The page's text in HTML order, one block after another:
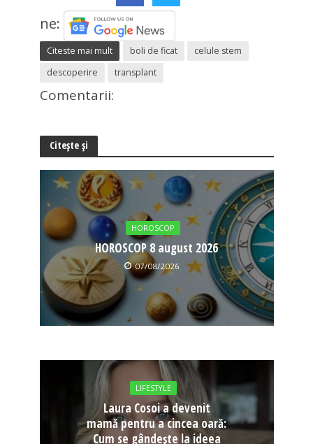
ne:
Citeste mai mult boli de ficat
celule stem
descoperire
transplant
Comentarii:
Citește și
HOROSCOP
HOROSCOP 8 august 2026
07/08/2026
LIFESTYLE
Laura Cosoi a devenit
mamă pentru a cincea oară:
Cum se gândește la ideea